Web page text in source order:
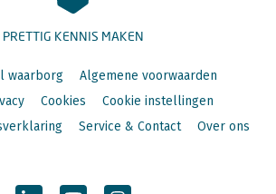
PRETTIG KENNIS MAKEN
waarborg
Algemene voorwaarden
Cookies
Cookie instellingen
Service & Contact Over ons